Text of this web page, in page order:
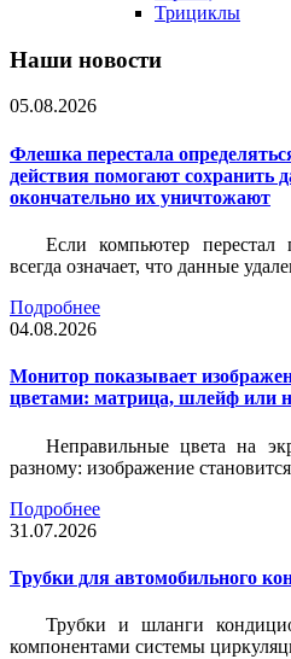
Трициклы
Наши новости
05.08.2026
Флешка перестала
действия помогают сохранить
окончательно их уничтожают
Если компьютер перестал
всегда означает, что данные
Подробнее
04.08.2026
Монитор показывает
цветами: матрица, шлейф или
Неправильные цвета на
разному: изображение
Подробнее
31.07.2026
Трубки для автомобильного
Трубки и шланги
компонентами системы